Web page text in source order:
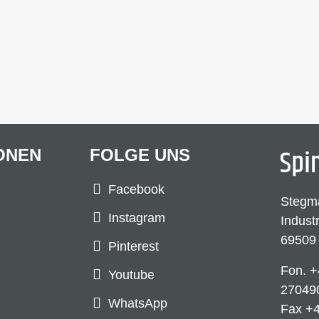
Fon.
Fax
FOLGE UNS
Facebook
Instagram
Pinterest
Youtube
WhatsApp